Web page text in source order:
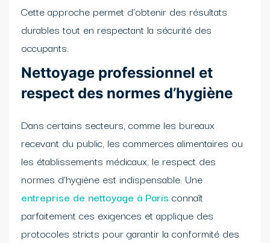
Cette approche permet d’obtenir des résultats
durables tout en respectant la sécurité des
occupants.
Nettoyage professionnel et
respect des normes d’hygiène
Dans certains secteurs, comme les bureaux
recevant du public, les commerces alimentaires ou
les établissements médicaux, le respect des
normes d’hygiène est indispensable. Une
entreprise de nettoyage à Paris connaît
parfaitement ces exigences et applique des
protocoles stricts pour garantir la conformité des